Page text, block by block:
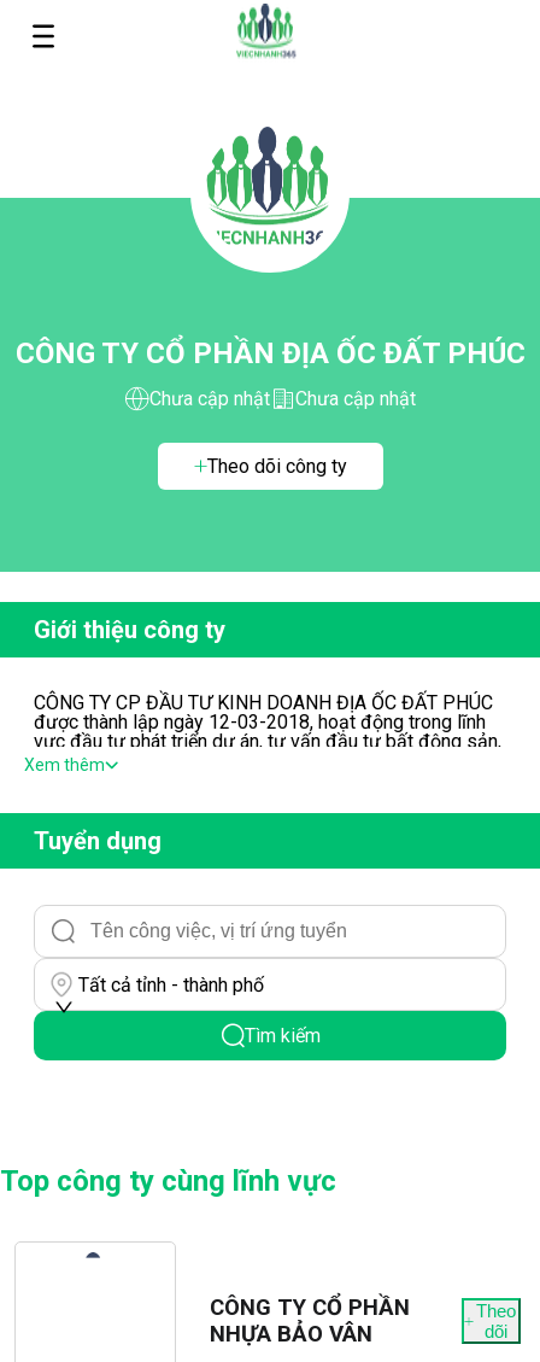
CÔNG TY CỔ PHẦN ĐỊA ỐC ĐẤT PHÚC
Chưa cập nhật Chưa cập nhật
Theo dõi công ty
Giới thiệu công ty
CÔNG TY CP ĐẦU TƯ KINH DOANH ĐỊA ỐC ĐẤT PHÚC
được thành lập ngày 12-03-2018, hoạt động trong lĩnh
vực đầu tư phát triển dự án, tư vấn đầu tư bất động sản,
dịch vụ môi giới nhà ở và dự án, phân phối độc quyền dự
Xem thêm
Tuyển dụng
Tất cả tỉnh - thành phố
Tìm kiếm
Top công ty cùng lĩnh vực
CÔNG TY CỔ PHẦN
NHỰA BẢO VÂN
Theo
dõi